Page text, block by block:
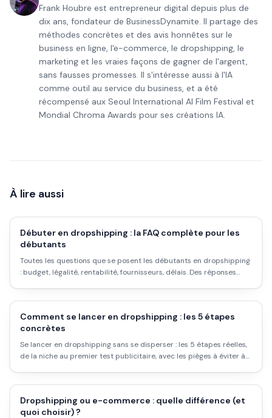
Frank Houbre est entrepreneur digital depuis plus de
dix ans, fondateur de BusinessDynamite. Il partage des
méthodes concrètes et des avis honnêtes sur le
business en ligne, l'e-commerce, le dropshipping, le
marketing et les vraies façons de gagner de l'argent,
sans fausses promesses. Il s'intéresse aussi à l'IA
comme outil au service du business, et a été
récompensé aux Seoul International AI Film Festival et
Mondial Chroma Awards pour ses créations IA.
À lire aussi
Débuter en dropshipping : la FAQ complète pour les
débutants
Toutes les questions que se posent les débutants en dropshipping
: budget, légalité, rentabilité, fournisseurs, délais. Des réponses
Comment se lancer en dropshipping : les 5 étapes
concrètes
Se lancer en dropshipping sans se disperser : les 5 étapes réelles,
de la niche au premier test publicitaire, avec les pièges à éviter à
Dropshipping ou e-commerce : quelle différence (et
quoi choisir) ?